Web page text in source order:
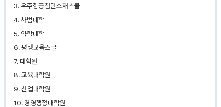
3. 우주항공첨단소재스쿨
4. 사범대학
5. 약학대학
6. 평생교육스쿨
7. 대학원
8. 교육대학원
9. 산업대학원
10. 경영행정대학원